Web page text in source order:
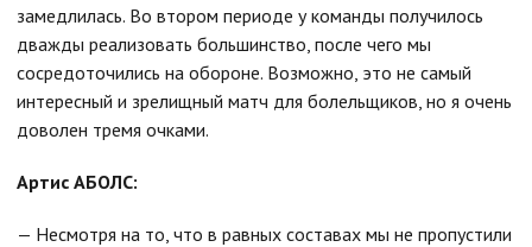
замедлилась. Во втором периоде у команды получилось
дважды реализовать большинство, после чего мы
сосредоточились на обороне. Возможно, это не самый
интересный и зрелищный матч для болельщиков, но я очень
доволен тремя очками.
Артис АБОЛС:
— Несмотря на то, что в равных составах мы не пропустили